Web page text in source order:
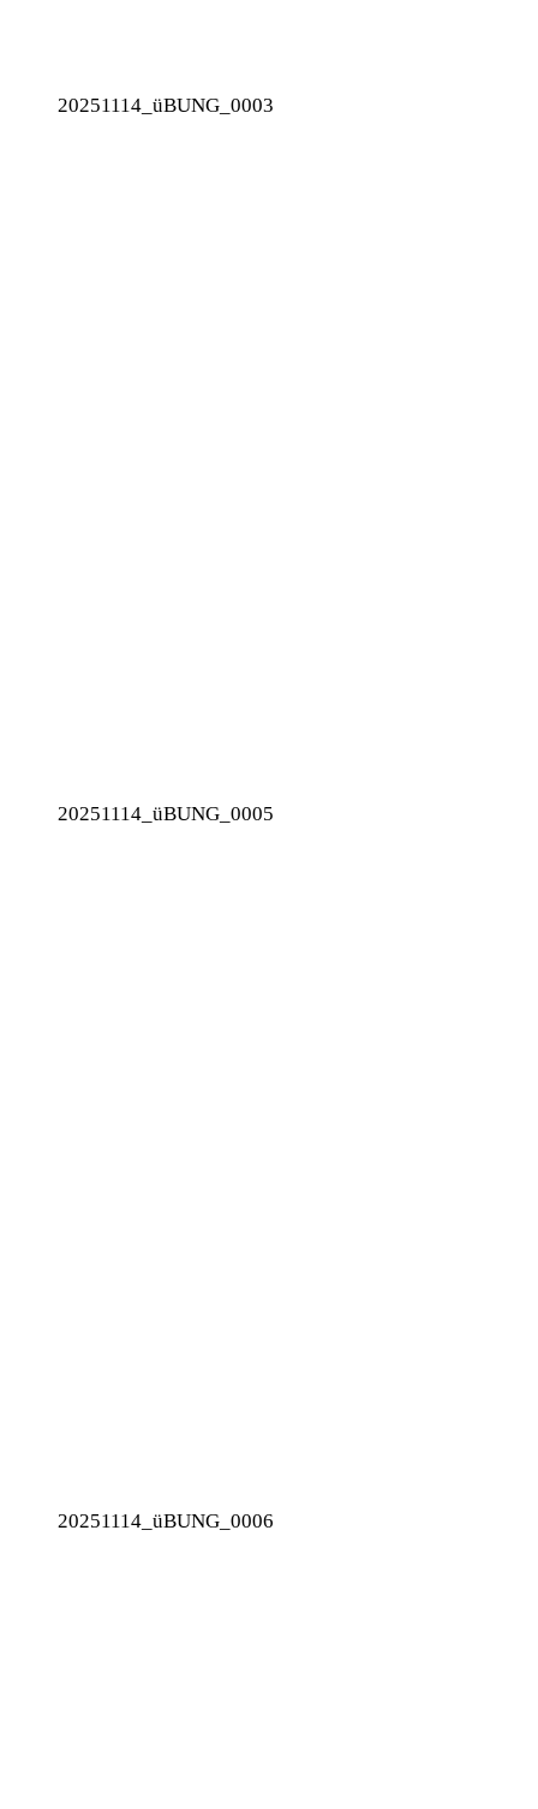
20251114_üBUNG_0003
20251114_üBUNG_0005
20251114_üBUNG_0006